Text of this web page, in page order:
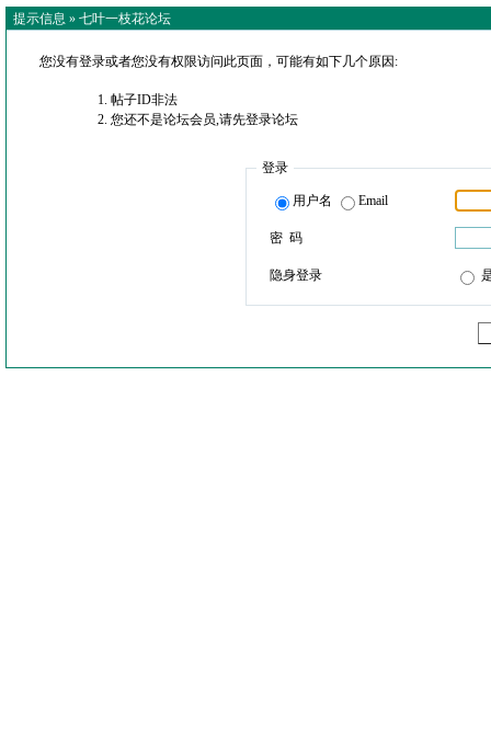
提示信息 » 七叶一枝花论坛
您没有登录或者您没有权限访问此页面，可能有如下几个原因:
帖子ID非法
您还不是论坛会员,请先登录论坛
登录
用户名 Email
密 码
隐身登录